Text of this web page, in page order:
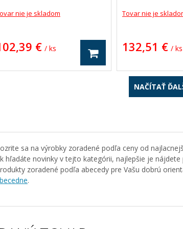
nie je skladom
€ / ks
3.56 kg
Tovar nie je
132,51 € / ks
Plus, 760 Plus, 768
NAČÍTAŤ
sa na výrobky zoradené podľa ceny od
hľadáte novinky v tejto kategórii, najlepšie je
zoradené podľa abecedy pre Vašu dobrú
.